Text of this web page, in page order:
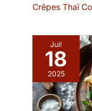
Crêpes Thaï
Juil
18
2025